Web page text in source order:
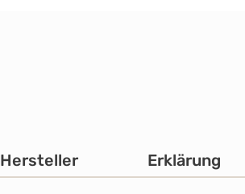
Hersteller Erklärung